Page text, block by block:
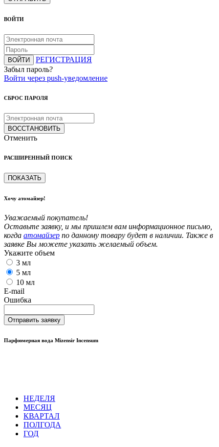
ВОЙТИ
ВОЙТИ
РЕГИСТРАЦИЯ
Забыл пароль?
Войти через push-уведомление
СБРОС ПАРОЛЯ
ВОССТАНОВИТЬ
Отменить
РАСШИРЕННЫЙ ПОИСК
ПОКАЗАТЬ
Хочу атомайзер!
Уважаемый покупатель!
Оставьте заявку, и мы пришлем вам информационное письмо,
когда атомайзер по данному товару будет в наличии. Также в
заявке Вы можете указать желаемый объем.
Укажите объем
3 мл
5 мл
10 мл
E-mail
Ошибка
Отправить заявку
Парфюмерная вода Mizensir Incensum
НЕДЕЛЯ
МЕСЯЦ
КВАРТАЛ
ПОЛГОДА
ГОД